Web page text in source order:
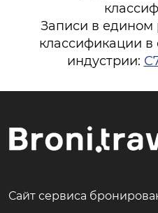
Записи в едином
классификации в
индустрии:
Сайт сервиса